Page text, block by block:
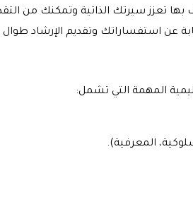
تعزز سيرتك الذاتية وتمكنك من
عن استفساراتك وتقديم الإرشاد طوال
المهمة التي تشمل:
المعرفية).